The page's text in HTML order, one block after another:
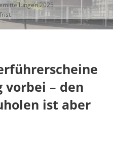
2025
– den
ist aber